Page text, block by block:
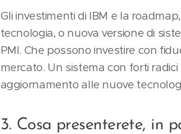
Gli investimenti di IBM e la
tecnologia, o nuova versione di
PMI. Che possono investire con
mercato. Un sistema con forti
aggiornamento alle nuove
3. Cosa presenterete, in